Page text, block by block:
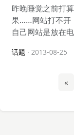
昨晚睡觉之前打
果……网站打不开
自己网站是放在
话题 · 2013-08-25
«